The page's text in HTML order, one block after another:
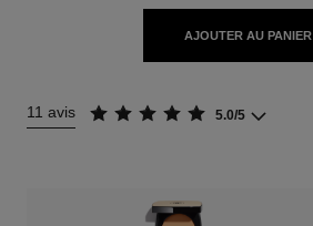
AJOUTER AU PANIER
11 avis 5.0/5